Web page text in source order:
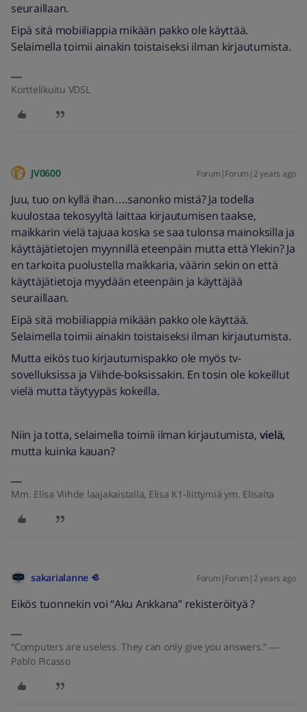
seuraillaan.
Eipä sitä mobiiliappia mikään pakko ole käyttää.
Selaimella toimii ainakin toistaiseksi ilman kirjautumista.
Korttelikuitu VDSL
JV0600 Forum|Forum|2 years ago
Juu, tuo on kyllä ihan….sanonko mistä? Ja todella
kuulostaa tekosyyltä laittaa kirjautumisen taakse,
maikkarin vielä tajuaa koska se saa tulonsa mainoksilla ja
käyttäjätietojen myynnillä eteenpäin mutta että Ylekin? Ja
en tarkoita puolustella maikkaria, väärin sekin on että
käyttäjätietoja myydään eteenpäin ja käyttäjää
seuraillaan.
Eipä sitä mobiiliappia mikään pakko ole käyttää.
Selaimella toimii ainakin toistaiseksi ilman kirjautumista.
Mutta eikös tuo kirjautumispakko ole myös tv-
sovelluksissa ja Viihde-boksissakin. En tosin ole kokeillut
vielä mutta täytyypäs kokeilla.
Niin ja totta, selaimella toimii ilman kirjautumista, vielä,
mutta kuinka kauan?
Mm. Elisa Viihde laajakaistalla, Elisa K1-liittymiä ym. Elisalta
sakarialanne Forum|Forum|2 years ago
Eikös tuonnekin voi “Aku Ankkana” rekisteröityä ?
“Computers are useless. They can only give you answers.” ―
Pablo Picasso